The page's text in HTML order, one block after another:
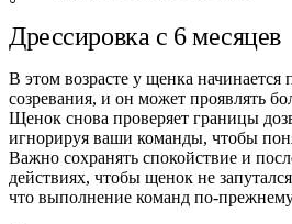
Дрессировка с 6 месяцев
В этом возрасте у щенка начинается
созревания, и он может проявлять
Щенок снова проверяет границы
игнорируя ваши команды, чтобы
Важно сохранять спокойствие и
действиях, чтобы щенок не
что выполнение команд по-прежнему